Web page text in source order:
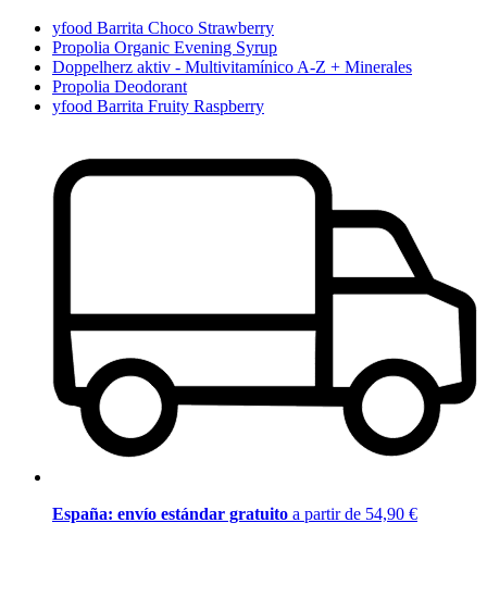
yfood Barrita Choco Strawberry
Propolia Organic Evening Syrup
Doppelherz aktiv - Multivitamínico A-Z + Minerales
Propolia Deodorant
yfood Barrita Fruity Raspberry
España: envío estándar gratuito a partir de 54,90 €